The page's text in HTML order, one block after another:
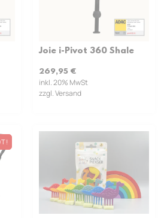
Joie i-Pivot 360 Shale
269,95 €
inkl. 20% MwSt
zzgl. Versand